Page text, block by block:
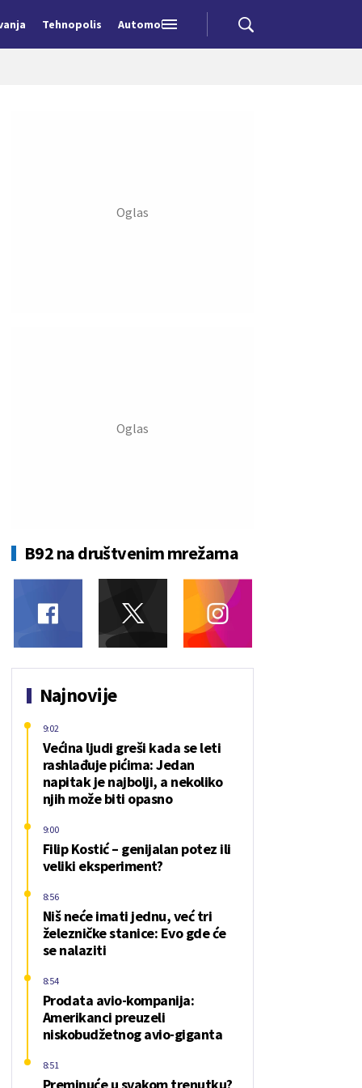
Tehnopolis Automobili
B92 na društvenim mrežama
Najnovije
Većina ljudi greši kada se leti
rashlađuje pićima: Jedan
napitak je najbolji, a nekoliko
njih može biti opasno
9:02
Filip Kostić – genijalan potez ili
veliki eksperiment?
9:00
Niš neće imati jednu, već tri
železničke stanice: Evo gde će
se nalaziti
8:56
Prodata avio-kompanija:
Amerikanci preuzeli
niskobudžetnog avio-giganta
8:54
8:51